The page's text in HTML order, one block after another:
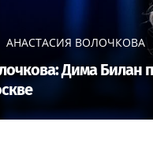
АНАСТАСИЯ ВОЛОЧКОВА
Дима Билан